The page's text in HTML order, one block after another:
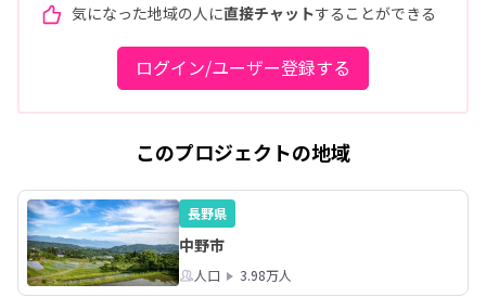
気になった地域の人に直接チャットすることができる
ログイン/ユーザー登録する
このプロジェクトの地域
長野県
中野市
人口 3.98万人